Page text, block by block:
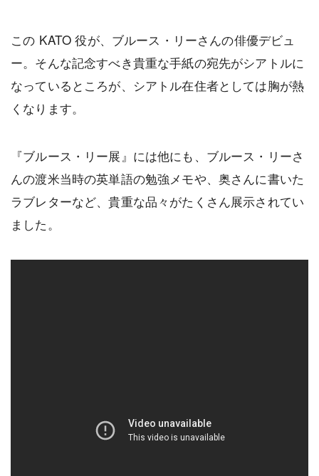
この KATO 役が、ブルース・リーさんの俳優デビュ
ー。そんな記念すべき貴重な手紙の宛先がシアトルに
なっているところが、シアトル在住者としては胸が熱
くなります。
『ブルース・リー展』には他にも、ブルース・リーさ
んの渡米当時の英単語の勉強メモや、奥さんに書いた
ラブレターなど、貴重な品々がたくさん展示されてい
ました。